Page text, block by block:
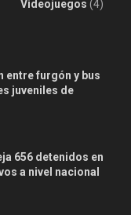
Videojuegos (4)
entre furgón y bus
juveniles de
656 detenidos en
a nivel nacional